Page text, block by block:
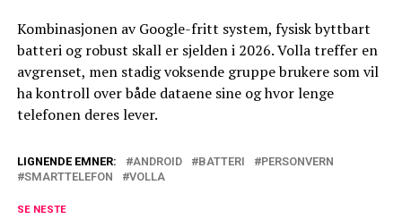
Kombinasjonen av Google-fritt system, fysisk byttbart
batteri og robust skall er sjelden i 2026. Volla treffer en
avgrenset, men stadig voksende gruppe brukere som vil
ha kontroll over både dataene sine og hvor lenge
telefonen deres lever.
LIGNENDE EMNER: ANDROID BATTERI
PERSONVERN
SMARTTELEFON
VOLLA
SE NESTE